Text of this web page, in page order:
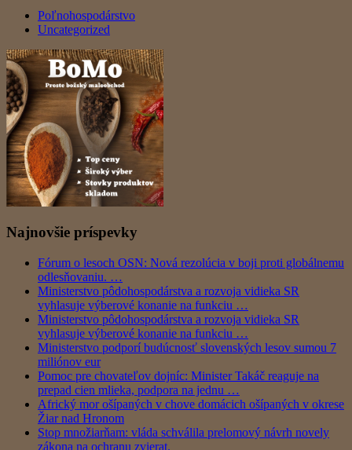
Poľnohospodárstvo
Uncategorized
Najnovšie príspevky
Fórum o lesoch OSN: Nová rezolúcia v boji proti globálnemu
odlesňovaniu. …
Ministerstvo pôdohospodárstva a rozvoja vidieka SR
vyhlasuje výberové konanie na funkciu …
Ministerstvo pôdohospodárstva a rozvoja vidieka SR
vyhlasuje výberové konanie na funkciu …
Ministerstvo podporí budúcnosť slovenských lesov sumou 7
miliónov eur
Pomoc pre chovateľov dojníc: Minister Takáč reaguje na
prepad cien mlieka, podpora na jednu …
Africký mor ošípaných v chove domácich ošípaných v okrese
Žiar nad Hronom
Stop množiarňam: vláda schválila prelomový návrh novely
zákona na ochranu zvierat.